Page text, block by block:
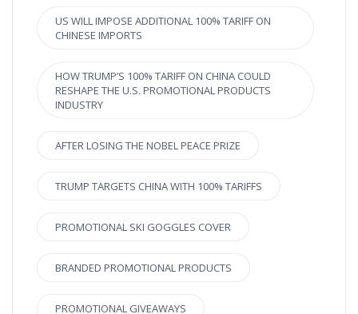
US WILL IMPOSE ADDITIONAL 100% TARIFF ON
CHINESE IMPORTS
HOW TRUMP’S 100% TARIFF ON CHINA COULD
RESHAPE THE U.S. PROMOTIONAL PRODUCTS
INDUSTRY
AFTER LOSING THE NOBEL PEACE PRIZE
TRUMP TARGETS CHINA WITH 100% TARIFFS
PROMOTIONAL SKI GOGGLES COVER
BRANDED PROMOTIONAL PRODUCTS
PROMOTIONAL GIVEAWAYS